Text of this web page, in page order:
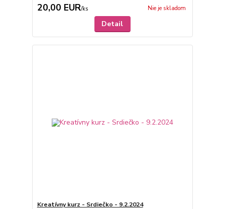
20,00 EUR/ks Nie je skladom
Detail
Kreatívny kurz - Srdiečko - 9.2.2024